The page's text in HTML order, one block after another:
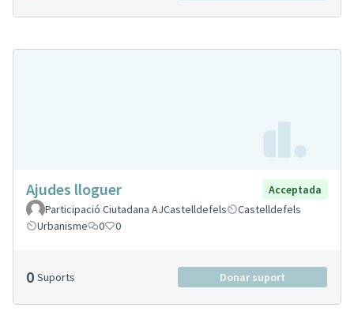
Ajudes lloguer
Acceptada
Participació Ciutadana AJCastelldefels
Castelldefels
Urbanisme
0 0
0 Suports Donar suport